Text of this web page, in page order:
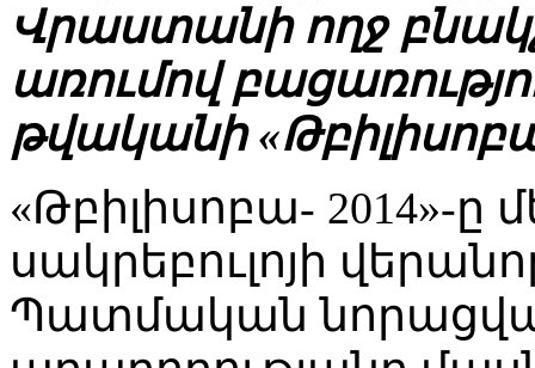
Վրաստանի ողջ
առումով
թվականի
«Թբիլիսոբա- 2014»-ը
սակրեբուլոյի
Պատմական